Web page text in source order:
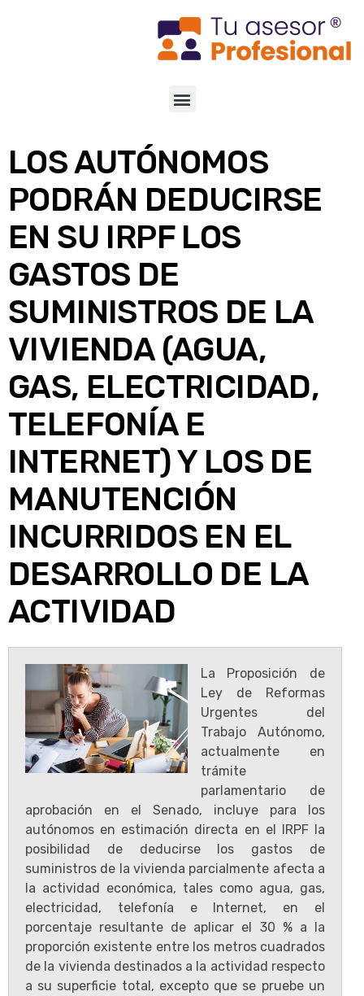
LOS AUTÓNOMOS
PODRÁN DEDUCIRSE
EN SU IRPF LOS
GASTOS DE
SUMINISTROS DE LA
VIVIENDA (AGUA,
GAS, ELECTRICIDAD,
TELEFONÍA E
INTERNET) Y LOS DE
MANUTENCIÓN
INCURRIDOS EN EL
DESARROLLO DE LA
ACTIVIDAD
La Proposición de
Ley de Reformas
Urgentes del
Trabajo Autónomo,
actualmente en
trámite
parlamentario de
aprobación en el Senado, incluye para los
autónomos en estimación directa en el IRPF la
posibilidad de deducirse los gastos de
suministros de la vivienda parcialmente afecta a
la actividad económica, tales como agua, gas,
electricidad, telefonía e Internet, en el
porcentaje resultante de aplicar el 30 % a la
proporción existente entre los metros cuadrados
de la vivienda destinados a la actividad respecto
a su superficie total, excepto que se pruebe un